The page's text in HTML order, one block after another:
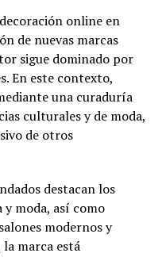
online en
de nuevas marcas
sigue dominado por
En este contexto,
una curaduría
culturales y de moda,
de otros
destacan los
moda, así como
modernos y
la marca está